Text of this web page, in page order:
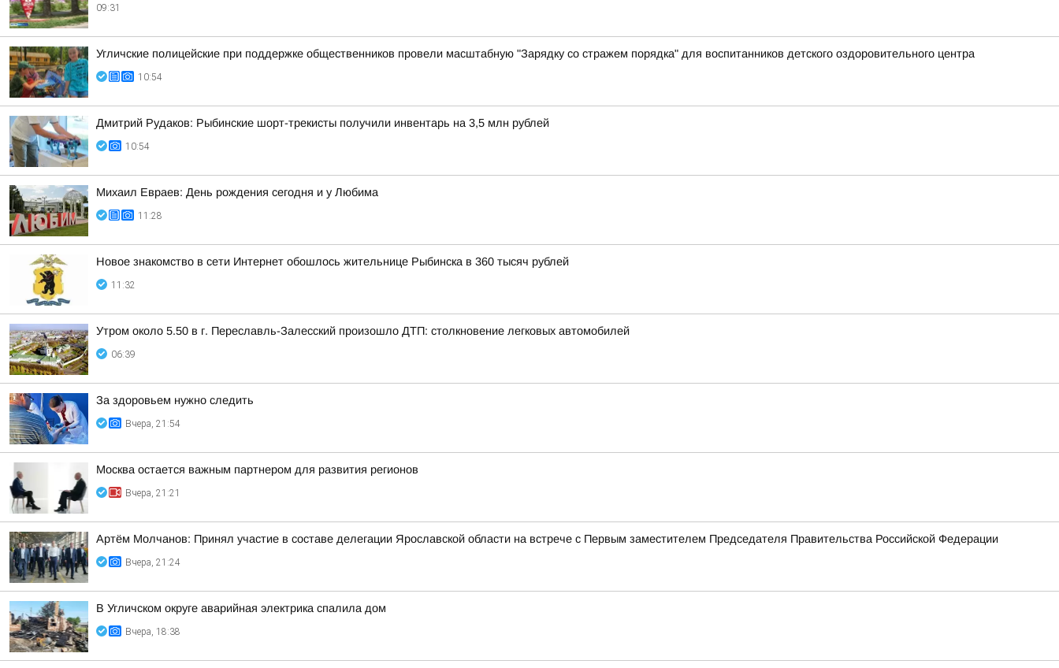
09:31
Угличские полицейские при поддержке общественников провели масштабную "Зарядку со стражем порядка" для воспитанников детского оздоровительного центра
10:54
Дмитрий Рудаков: Рыбинские шорт-трекисты получили инвентарь на 3,5 млн рублей
10:54
Михаил Евраев: День рождения сегодня и у Любима
11:28
Новое знакомство в сети Интернет обошлось жительнице Рыбинска в 360 тысяч рублей
11:32
Утром около 5.50 в г. Переславль-Залесский произошло ДТП: столкновение легковых автомобилей
06:39
За здоровьем нужно следить
Вчера, 21:54
Москва остается важным партнером для развития регионов
Вчера, 21:21
Артём Молчанов: Принял участие в составе делегации Ярославской области на встрече с Первым заместителем Председателя Правительства Российской Федерации
Вчера, 21:24
В Угличском округе аварийная электрика спалила дом
Вчера, 18:38